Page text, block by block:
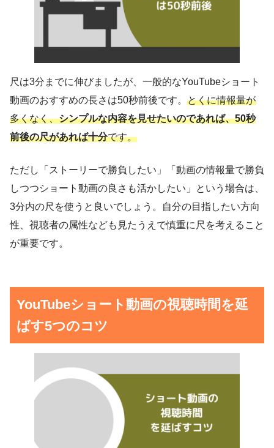
尺は3分までに伸びましたが、一般的なYouTubeショート
動画のおすすめの長さは50秒前後です。 とくに情報量が
多くなく、シンプルな内容を見せたいのであれば、50秒
前後の尺があれば十分です。
ただし「ストーリーで勝負したい」「動画の情報量で勝負
しつつショート動画の良さも活かしたい」という場合は、
3分内の尺を使うと良いでしょう。自分の目指したい方向
性、視聴者の属性なども見たうえで慎重に尺を考えること
が重要です。
YouTubeショート動画の視聴時間を延
ばす5つのコツ